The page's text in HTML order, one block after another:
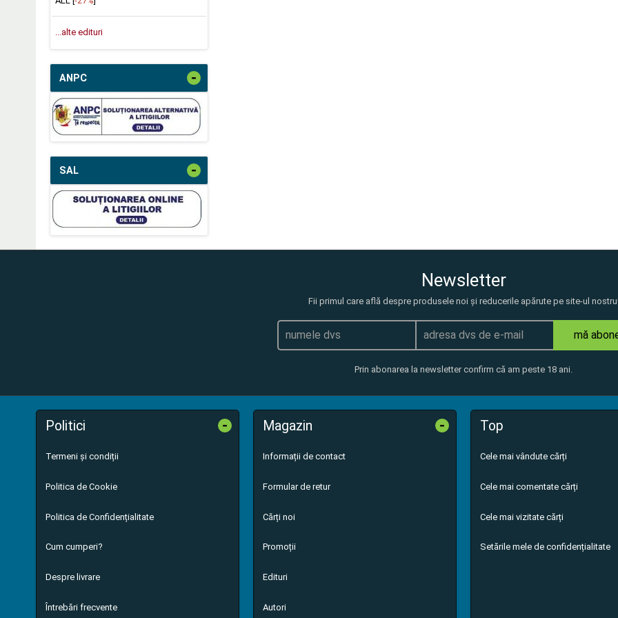
...alte edituri
ANPC -
SAL -
Newsletter
Fii primul care află despre produsele noi și reducerile apărute pe site-ul
mă
Prin abonarea la newsletter confirm că am peste 18 ani.
Politici -
Termeni și condiții
Politica de Cookie
Politica de Confidențialitate
Cum cumperi?
Despre livrare
Întrebări frecvente
Magazin -
Informații de contact
Formular de retur
Cărți noi
Promoții
Edituri
Autori
Top
Cele mai vândute cărți
Cele mai comentate cărți
Cele mai vizitate cărți
Setările mele de confidențialitate